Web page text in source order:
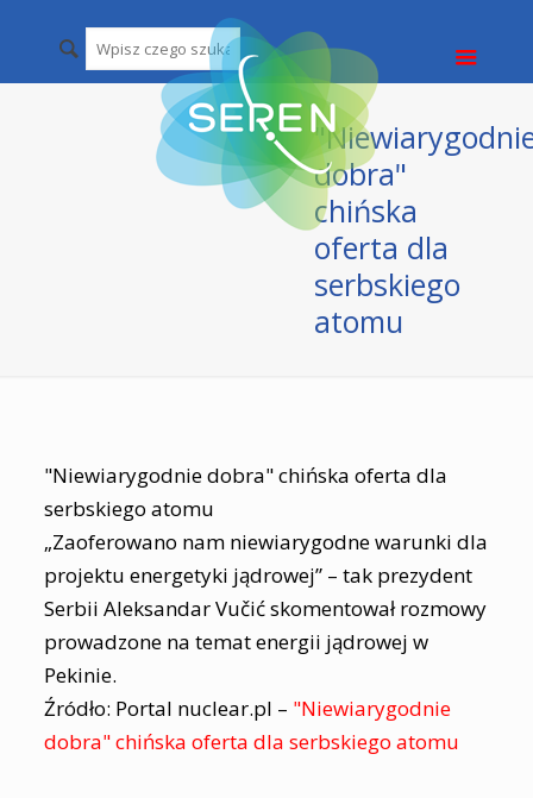
dobra"
chińska
oferta dla
serbskiego
atomu
"Niewiarygodnie dobra" chińska oferta dla
serbskiego atomu
„Zaoferowano nam niewiarygodne warunki dla
projektu energetyki jądrowej” – tak prezydent
Serbii Aleksandar Vučić skomentował rozmowy
prowadzone na temat energii jądrowej w
Pekinie.
Źródło: Portal nuclear.pl – "Niewiarygodnie
dobra" chińska oferta dla serbskiego atomu